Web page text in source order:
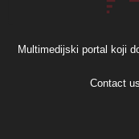
Multimedijski portal koji
Contact